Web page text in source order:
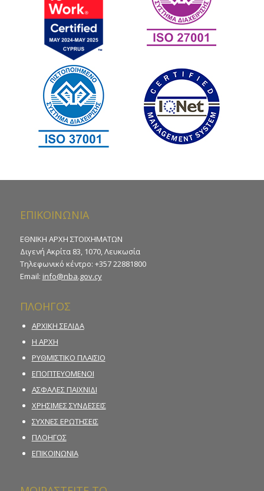
ΕΠΙΚΟΙΝΩΝΙΑ
ΕΘΝΙΚΗ ΑΡΧΗ ΣΤΟΙΧΗΜΑΤΩΝ
Διγενή Ακρίτα 83, 1070, Λευκωσία
Τηλεφωνικό κέντρο: +357 22881800
Email: info@nba.gov.cy
ΠΛΟΗΓΟΣ
ΑΡΧΙΚΗ ΣΕΛΙΔΑ
Η ΑΡΧΗ
ΡΥΘΜΙΣΤΙΚΟ ΠΛΑΙΣΙΟ
ΕΠΟΠΤΕΥΟΜΕΝΟΙ
ΑΣΦΑΛΕΣ ΠΑΙΧΝΙΔΙ
ΧΡΗΣΙΜΕΣ ΣΥΝΔΕΣΕΙΣ
ΣΥΧΝΕΣ ΕΡΩΤΗΣΕΙΣ
ΠΛΟΗΓΟΣ
ΕΠΙΚΟΙΝΩΝΙΑ